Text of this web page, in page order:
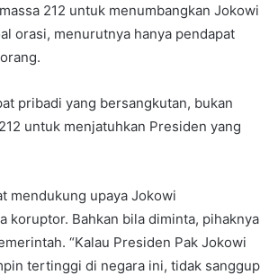
212 untuk menumbangkan Jokowi
orasi, menurutnya hanya pendapat
pribadi yang bersangkutan, bukan
untuk menjatuhkan Presiden yang
mendukung upaya Jokowi
koruptor. Bahkan bila diminta, pihaknya
“Kalau Presiden Pak Jokowi
tertinggi di negara ini, tidak sanggup